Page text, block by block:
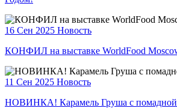
16 Сен 2025 Новость
КОНФИЛ на выставке WorldFood
11 Сен 2025 Новость
НОВИНКА! Карамель Груша с помадной